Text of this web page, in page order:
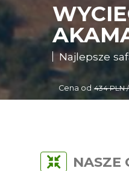
Najlepsze
Cena od 434 PLN
NASZE